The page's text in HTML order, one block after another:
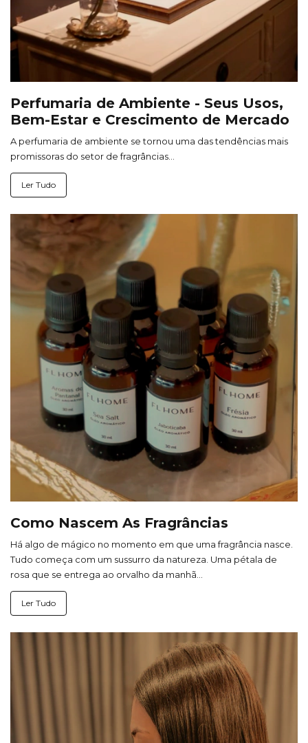
Perfumaria de Ambiente - Seus Usos,
Bem-Estar e Crescimento de Mercado
A perfumaria de ambiente se tornou uma das tendências mais
promissoras do setor de fragrâncias...
Ler Tudo
Como Nascem As Fragrâncias
Há algo de mágico no momento em que uma fragrância nasce.
Tudo começa com um sussurro da natureza. Uma pétala de
rosa que se entrega ao orvalho da manhã...
Ler Tudo